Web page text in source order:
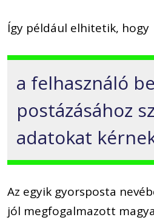
Így például elhitetik, hogy
a felhasználó
postázásához
adatokat
Az egyik gyorsposta
jól megfogalmazott